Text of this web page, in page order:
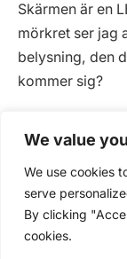
We value
We use cookies
serve
By clicking
cookies.
Skärmen är en
mörkret ser jag
belysning, den
kommer sig?
problem.
Norbert Schüller
Svar